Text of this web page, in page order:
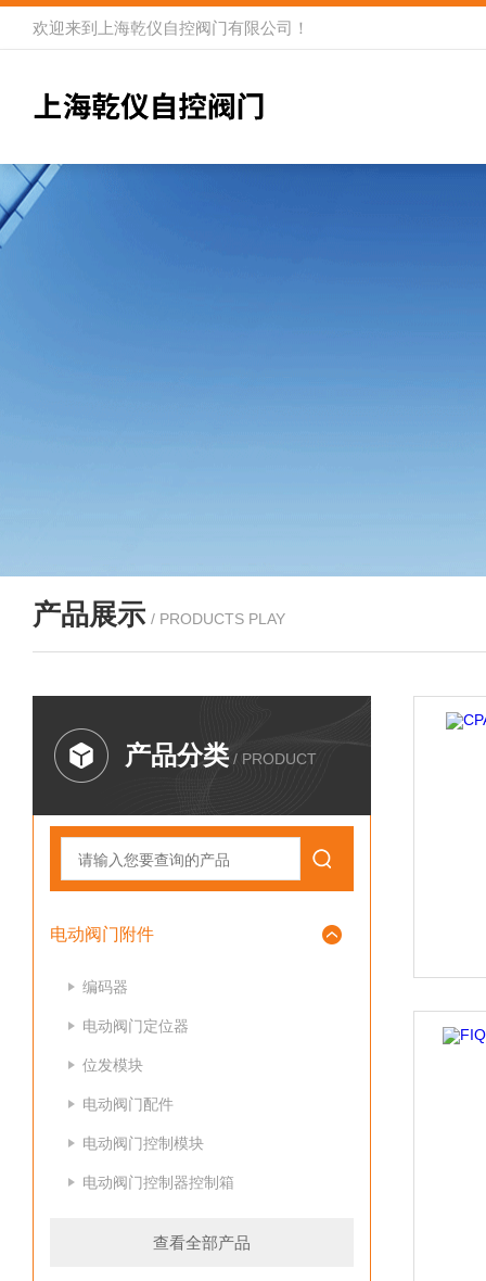
欢迎来到 上海乾仪自控阀门有限公司 ！
产品展示 / PRODUCTS PLAY
产品分类 / PRODUCT
电动阀门附件
编码器
电动阀门定位器
位发模块
电动阀门配件
电动阀门控制模块
电动阀门控制器控制箱
查看全部产品